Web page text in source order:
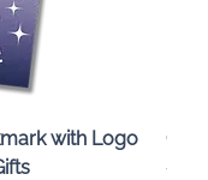
with Logo